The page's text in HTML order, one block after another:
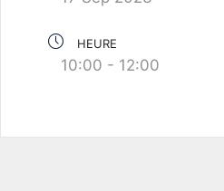
HEURE
10:00 - 12:00